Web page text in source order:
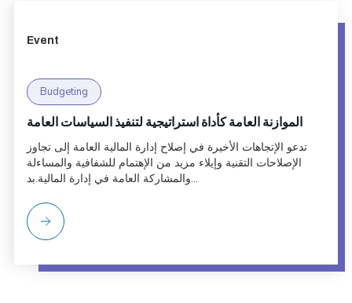
Event
Budgeting
الموازنة العامة كأداة استراتيجية لتنفيذ السياسات العامة
تدعو الإتجاهات الأخيرة في إصلاح إدارة المالية العامة إلى تجاوز
الإصلاحات التقنية وإيلاء مزيد من الإهتمام للشفافية والمساءلة
والمشاركة العامة في إدارة المالية.بد...